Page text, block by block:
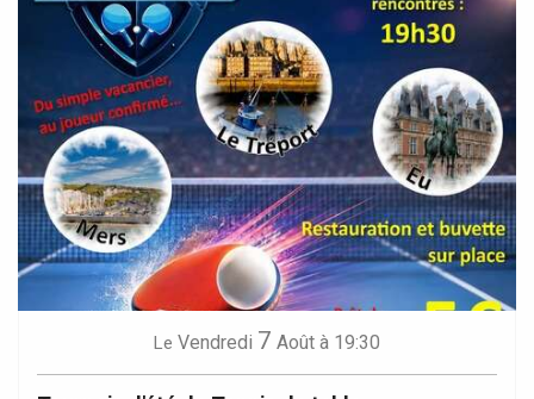
Le Vendredi 7 Août à 19:30